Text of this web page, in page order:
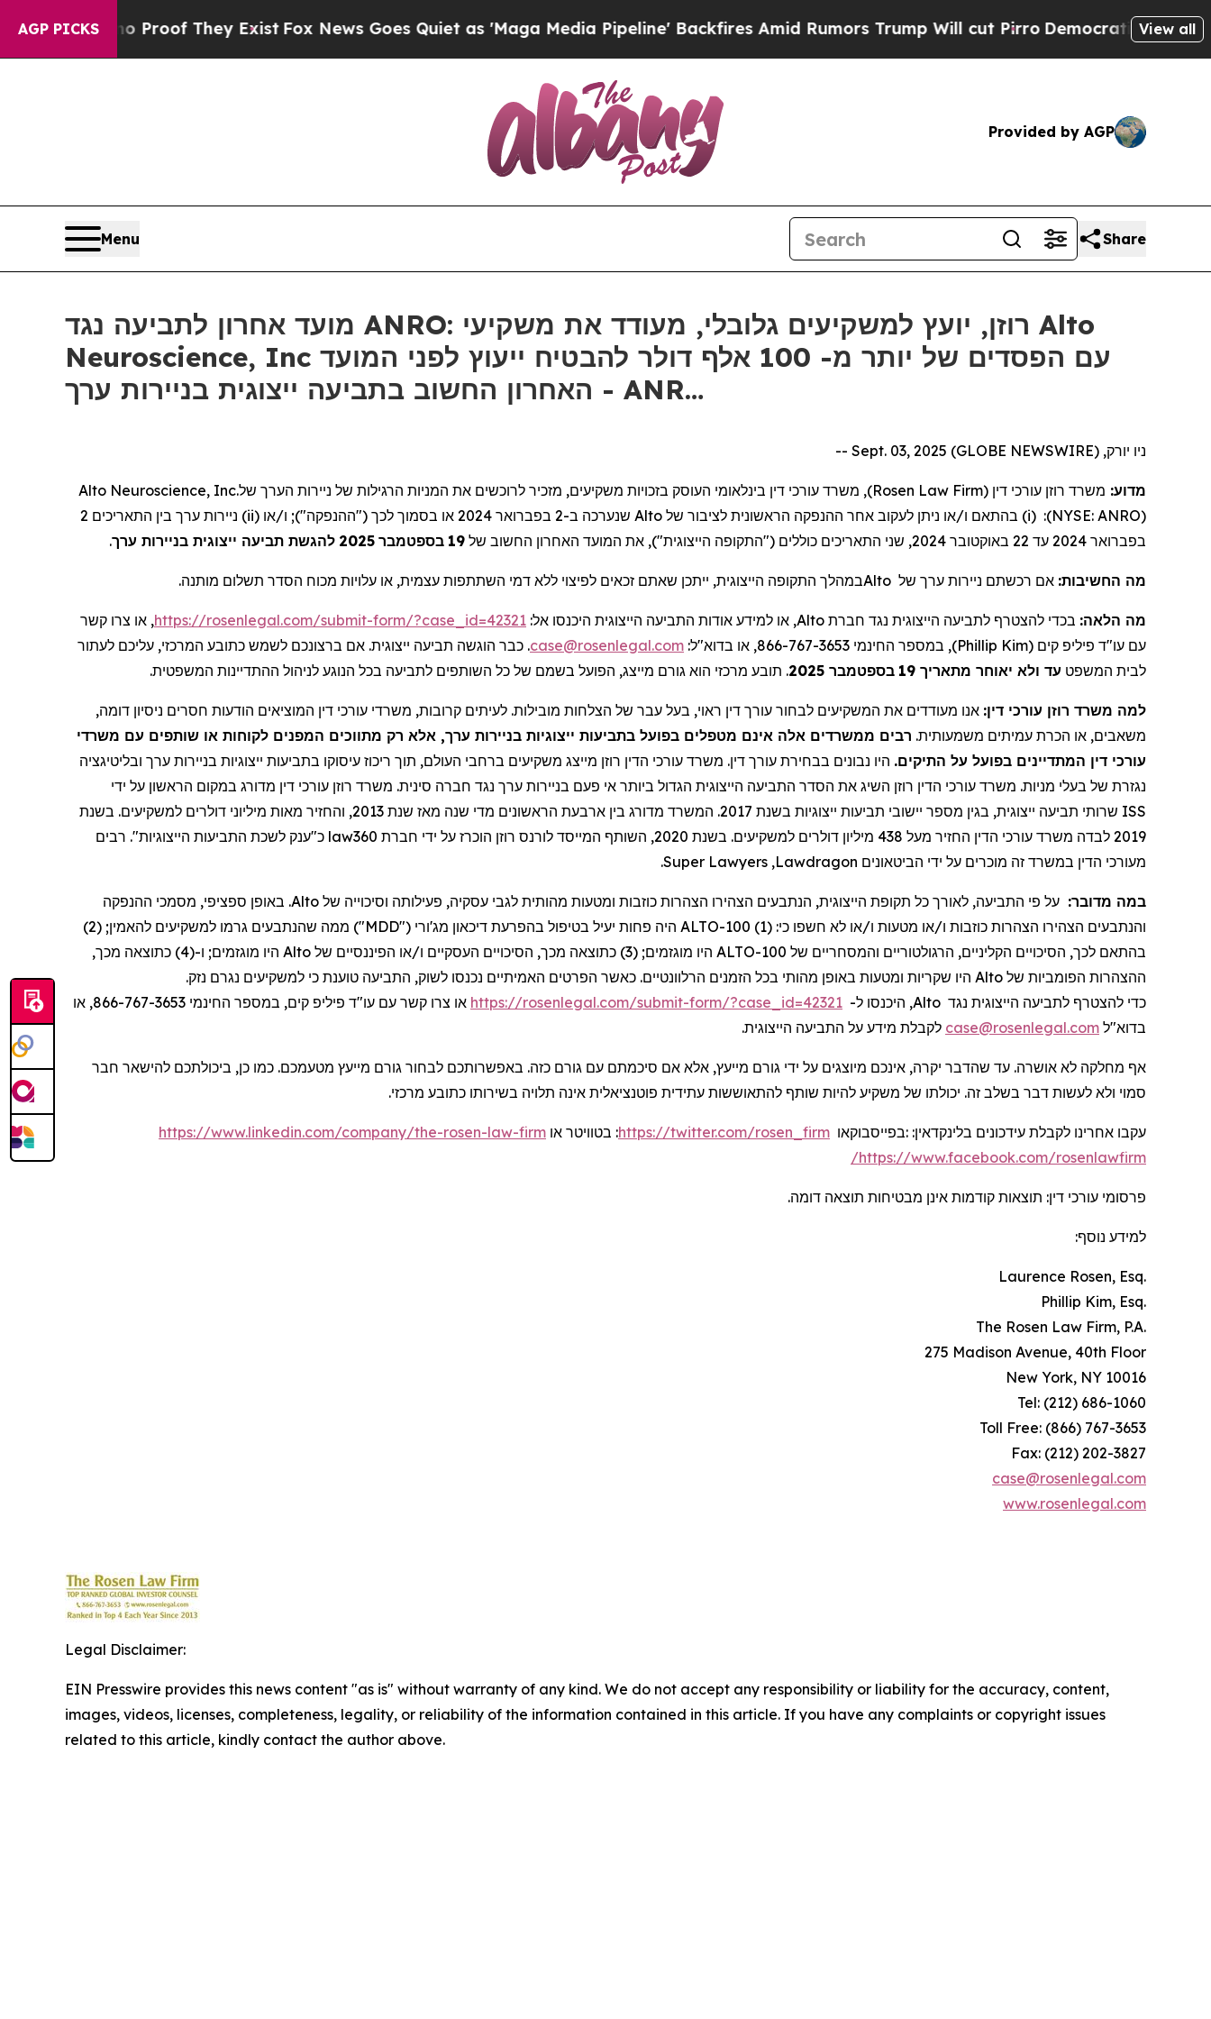
AGP PICKS
no Proof They ExistFox News Goes Quiet as 'Maga Media Pipeline' Backfires Amid Rumors Trump Will cut PirroDemocratic Socialists of
View all
Provided by AGP
Menu Share
מועד אחרון לתביעה נגד ANRO: רוזן, יועץ למשקיעים גלובלי, מעודד את משקיעי Alto
Neuroscience, Inc עם הפסדים של יותר מ- 100 אלף דולר להבטיח ייעוץ לפני המועד
האחרון החשוב בתביעה ייצוגית בניירות ערך - ANR…
ניו יורק, Sept. 03, 2025 (GLOBE NEWSWIRE) --
מדוע: משרד רוזן עורכי דין (Rosen Law Firm), משרד עורכי דין בינלאומי העוסק בזכויות משקיעים, מזכיר לרוכשים את המניות הרגילות של ניירות הערך שלAlto Neuroscience, Inc.
(
NYSE: ANRO
)
:
(i) בהתאם ו/או ניתן לעקוב אחר ההנפקה הראשונית לציבור של Alto שנערכה ב-2 בפברואר או בסמוך לכך ("ההנפקה"); ו/או (ii) ניירות ערך בין התאריכים
בפברואר
עד 22 באוקטובר שני התאריכים כוללים ("התקופה הייצוגית"), את המועד האחרון החשוב של 19 בספטמבר 2025 להגשת תביעה ייצוגית בניירות ערך.
מה החשיבות: אם רכשתם ניירות ערך של Altoבמהלך התקופה הייצוגית, ייתכן שאתם זכאים לפיצוי ללא דמי השתתפות עצמית, או עלויות מכוח הסדר תשלום מותנה.
מה הלאה: בכדי להצטרף לתביעה הייצוגית נגד חברת Alto, או למידע אודות התביעה הייצוגית היכנסו אל: https://rosenlegal.com/submit-form/?case_id=42321, או צרו קשר
עם עו"ד פיליפ קים (Phillip Kim), במספר החינמי 866-767-3653, או בדוא"ל: case@rosenlegal.com. כבר הוגשה תביעה ייצוגית. אם ברצונכם לשמש כתובע המרכזי, עליכם לעתור
לבית המשפט עד ולא יאוחר מתאריך 19 בספטמבר . תובע מרכזי הוא גורם מייצג, הפועל בשמם של כל השותפים לתביעה בכל הנוגע לניהול ההתדיינות המשפטית.
למה משרד רוזן עורכי דין: אנו מעודדים את המשקיעים לבחור עורך דין ראוי, בעל עבר של הצלחות מובילות. לעיתים קרובות, משרדי עורכי דין המוציאים הודעות חסרים ניסיון דומה,
משאבים, או הכרת עמיתים משמעותית. רבים ממשרדים אלה אינם מטפלים בפועל בתביעות ייצוגיות בניירות ערך, אלא רק מתווכים המפנים לקוחות או שותפים עם משרדי
עורכי דין המתדיינים בפועל על התיקים. היו נבונים בבחירת עורך דין. משרד עורכי הדין רוזן מייצג משקיעים ברחבי העולם, תוך ריכוז עיסוקו בתביעות ייצוגיות בניירות ערך ובליטיגציה
נגזרת של בעלי מניות. משרד עורכי הדין רוזן השיג את הסדר התביעה הייצוגית הגדול ביותר אי פעם בניירות ערך נגד חברה סינית. משרד רוזן עורכי דין מדורג במקום הראשון על ידי
ISS
שרותי תביעה ייצוגית, בגין מספר יישובי תביעות ייצוגיות בשנת 2017. המשרד מדורג בין ארבעת הראשונים מדי שנה מאז שנת 2013, והחזיר מאות מיליוני דולרים למשקיעים. בשנת
2019 לבדה משרד עורכי הדין החזיר
מעל law360 כ"ענק לשכת התביעות הייצוגיות". רבים
מעורכי הדין במשרד זה מוכרים על ידי הביטאונים Lawdragon
,
Super Lawyers
.
במה מדובר: על פי התביעה, לאורך כל תקופת הייצוגית, הנתבעים הצהירו הצהרות כוזבות ומטעות מהותית לגבי עסקיה, פעילותה וסיכוייה של Alto
. באופן ספציפי, מסמכי ההנפקה
והנתבעים הצהירו הצהרות כוזבות ו/או מטעות ו/או לא חשפו כי: (1) ALTO-100 היה פחות יעיל בטיפול בהפרעת דיכאון מג'ורי ("MDD") ממה שהנתבעים גרמו למשקיעים להאמין; (2)
בהתאם לכך, הסיכויים הקליניים, הרגולטוריים והמסחריים של ALTO-100 היו מוגזמים; (3) כתוצאה מכך, הסיכויים העסקיים ו/או הפיננסיים של Alto היו מוגזמים; ו-(4) כתוצאה מכך,
ההצהרות הפומביות של Alto היו שקריות ומטעות באופן מהותי בכל הזמנים הרלוונטיים. כאשר הפרטים האמיתיים נכנסו לשוק, התביעה טוענת כי למשקיעים נגרם נזק.
כדי להצטרף לתביעה הייצוגית נגד Alto, היכנסו ל- https://rosenlegal.com/submit-form/?case_id=42321
או צרו קשר עם עו"ד פיליפ קים, במספר החינמי 866-767-3653, או
בדוא"ל case@rosenlegal.com לקבלת מידע על התביעה הייצוגית.
אף מחלקה לא אושרה. עד שהדבר יקרה, אינכם מיוצגים על ידי גורם מייעץ, אלא אם סיכמתם עם גורם כזה. באפשרותכם לבחור גורם מייעץ מטעמכם. כמו כן, ביכולתכם להישאר חבר
סמוי ולא לעשות דבר בשלב זה. יכולתו של משקיע להיות שותף להתאוששות עתידית פוטנציאלית אינה תלויה בשירותו כתובע מרכזי.
עקבו אחרינו לקבלת עידכונים בלינקדאין:
https://www.linkedin.com/company/the-rosen-law-firm או בטוויטר :https://twitter.com/rosen_firm אובפייסבוק:
https://www.facebook.com/rosenlawfirm/
פרסומי עורכי דין: תוצאות קודמות אינן מבטיחות תוצאה דומה.
למידע נוסף:
Laurence Rosen, Esq.
Phillip Kim, Esq.
The Rosen Law Firm, P.A.
275 Madison Avenue, 40th Floor
New York, NY 10016
Tel: (212) 686-1060
Toll Free: (866) 767-3653
Fax: (212) 202-3827
case@rosenlegal.com
www.rosenlegal.com
Legal Disclaimer:
EIN Presswire provides this news content "as is" without warranty of any kind. We do not accept any responsibility or liability for the accuracy, content,
images, videos, licenses, completeness, legality, or reliability of the information contained in this article. If you have any complaints or copyright issues
related to this article, kindly contact the author above.